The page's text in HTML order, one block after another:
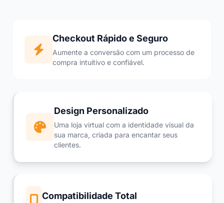
Checkout Rápido e Seguro
Aumente a conversão com um processo de
compra intuitivo e confiável.
Design Personalizado
Uma loja virtual com a identidade visual da
sua marca, criada para encantar seus
clientes.
Compatibilidade Total